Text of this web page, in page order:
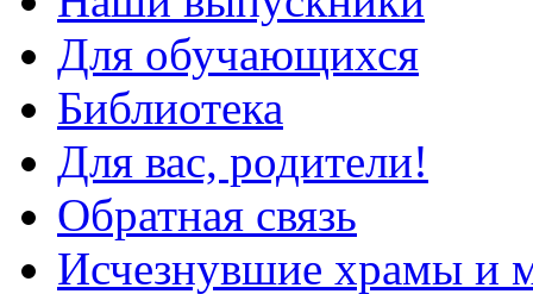
Для обучающихся
Библиотека
Для вас, родители!
Обратная связь
Исчезнувшие храмы и